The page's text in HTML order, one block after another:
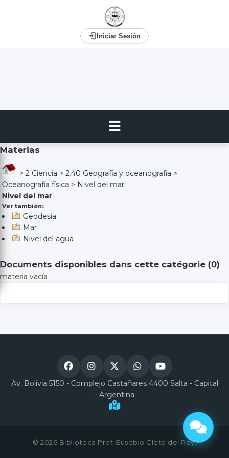
Iniciar Sesión
Materias
> 2 Ciencia > 2.40 Geografía y oceanografía >
Oceanografía física > Nivel del mar
Nivel del mar
Ver también:
Geodesia
Mar
Nivel del agua
Documents disponibles dans cette catégorie (0)
materia vacía
Av. Bolivia 5150 - Complejo Castañares 4400 Salta - Capital
- Argentina
© 2026 Biblioteca Prof. Eusebio Cleto del Rey.